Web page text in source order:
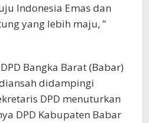
Indonesia Emas dan
yang lebih maju, ”
Bangka Barat (Babar)
didampingi
DPD menuturkan
DPD Kabupaten Babar